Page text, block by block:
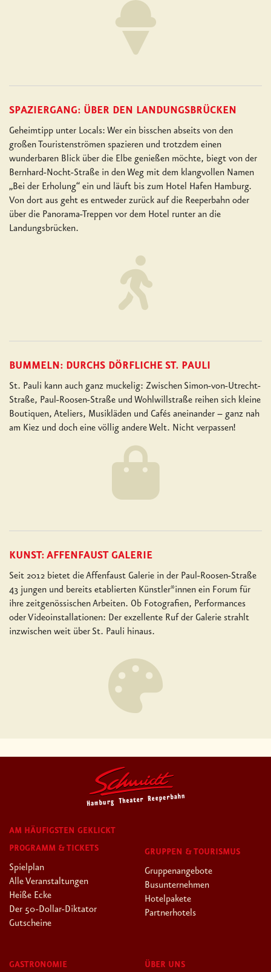
SPAZIERGANG: ÜBER DEN LANDUNGSBRÜCKEN
Geheimtipp unter Locals: Wer ein bisschen abseits von den
großen Touristenströmen spazieren und trotzdem einen
wunderbaren Blick über die Elbe genießen möchte, biegt von der
Bernhard-Nocht-Straße in den Weg mit dem klangvollen Namen
„Bei der Erholung“ ein und läuft bis zum Hotel Hafen Hamburg.
Von dort aus geht es entweder zurück auf die Reeperbahn oder
über die Panorama-Treppen vor dem Hotel runter an die
Landungsbrücken.
BUMMELN: DURCHS DÖRFLICHE ST. PAULI
St. Pauli kann auch ganz muckelig: Zwischen Simon-von-Utrecht-
Straße, Paul-Roosen-Straße und Wohlwillstraße reihen sich kleine
Boutiquen, Ateliers, Musikläden und Cafés aneinander – ganz nah
am Kiez und doch eine völlig andere Welt. Nicht verpassen!
KUNST: AFFENFAUST GALERIE
Seit 2012 bietet die Affenfaust Galerie in der Paul-Roosen-Straße
43 jungen und bereits etablierten Künstler*innen ein Forum für
ihre zeitgenössischen Arbeiten. Ob Fotografien, Performances
oder Videoinstallationen: Der exzellente Ruf der Galerie strahlt
inzwischen weit über St. Pauli hinaus.
AM HÄUFIGSTEN GEKLICKT
PROGRAMM & TICKETS
Spielplan
Alle Veranstaltungen
Heiße Ecke
Der 50-Dollar-Diktator
Gutscheine
GRUPPEN & TOURISMUS
Gruppenangebote
Busunternehmen
Hotelpakete
Partnerhotels
GASTRONOMIE ÜBER UNS